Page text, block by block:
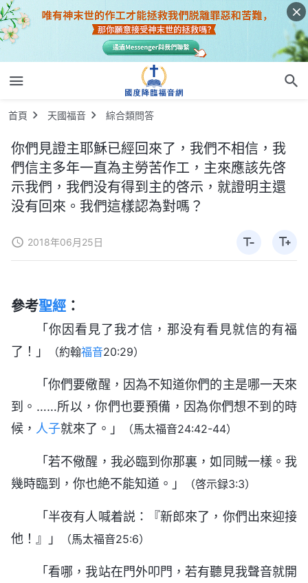
首頁 天國福音 綜合類問答
你們見證主耶穌已經回來了，我們不相信，我
們信主多年一直為主勞苦作工，主來應該先啓
示我們，我們没有得到主的啓示，就證明主還
没有回來。我們這樣認為對嗎？
2018年06月25日
參考聖經 ：
「你因看見了我才信，那没有看見就信的有福
了！」
（約翰福音20:29）
「你們要儆醒，因為不知道你們的主是哪一天來
到。……所以，你們也要預備，因為你們想不到的時
候， 人子就來了。」 （馬太福音24:42-44）
「若不儆醒，我必臨到你那裏，如同賊一樣。我
幾時臨到，你也絶不能知道。」
（啓示録3:3）
「半夜有人喊着説：『新郎來了，你們出來迎接
他！』」
（馬太福音25:6）
「看哪，我站在門外叩門，若有聽見我聲音就開